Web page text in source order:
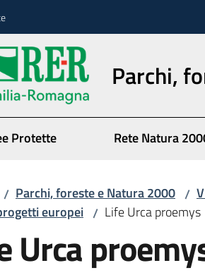
Parchi,
Protette Rete Natura
/ Parchi, foreste e Natura 2000 /
europei / Life Urca proemys
Urca